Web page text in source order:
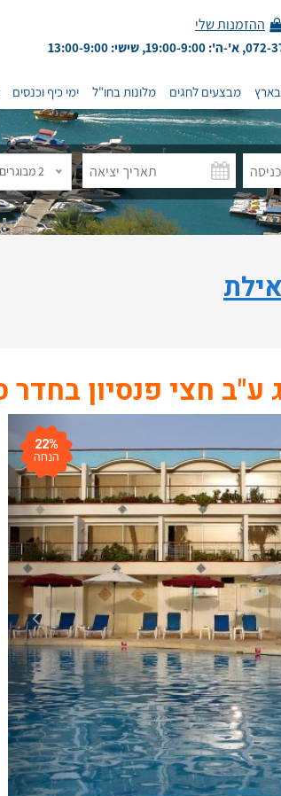
ההזמנות שלי
מבצעים לחגים מלונות בחו"ל ימי כיף וכנסים
2 מבוגרים
22%
הנחה